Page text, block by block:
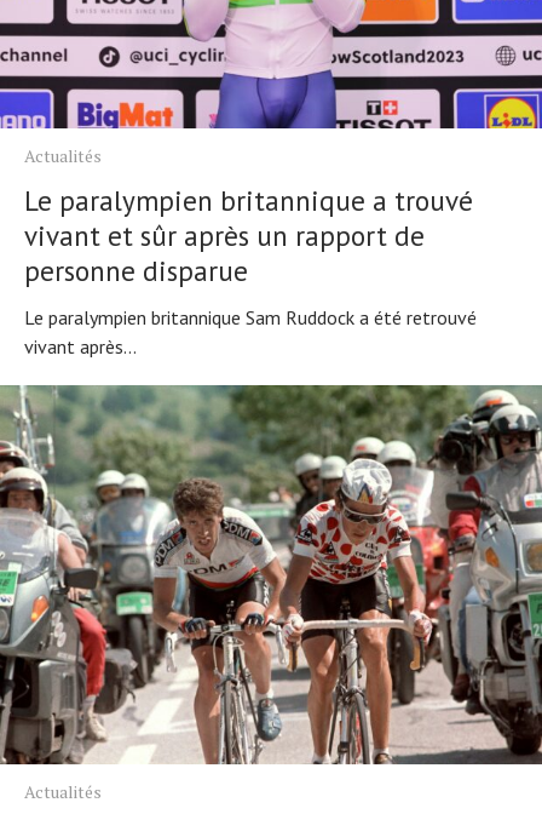
Actualités
Le paralympien britannique a trouvé
vivant et sûr après un rapport de
personne disparue
Le paralympien britannique Sam Ruddock a été retrouvé
vivant après...
Actualités